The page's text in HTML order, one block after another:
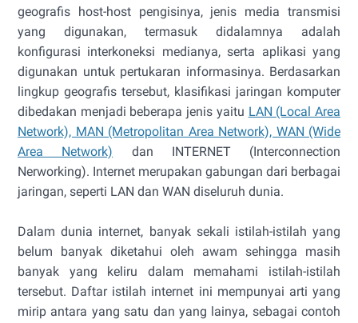
geografis host-host pengisinya, jenis media transmisi
yang digunakan, termasuk didalamnya adalah
konfigurasi interkoneksi medianya, serta aplikasi yang
digunakan untuk pertukaran informasinya. Berdasarkan
lingkup geografis tersebut, klasifikasi jaringan komputer
dibedakan menjadi beberapa jenis yaitu LAN (Local Area
Network), MAN (Metropolitan Area Network), WAN (Wide
Area Network) dan INTERNET (Interconnection
Nerworking). Internet merupakan gabungan dari berbagai
jaringan, seperti LAN dan WAN diseluruh dunia.
Dalam dunia internet, banyak sekali istilah-istilah yang
belum banyak diketahui oleh awam sehingga masih
banyak yang keliru dalam memahami istilah-istilah
tersebut. Daftar istilah internet ini mempunyai arti yang
mirip antara yang satu dan yang lainya, sebagai contoh